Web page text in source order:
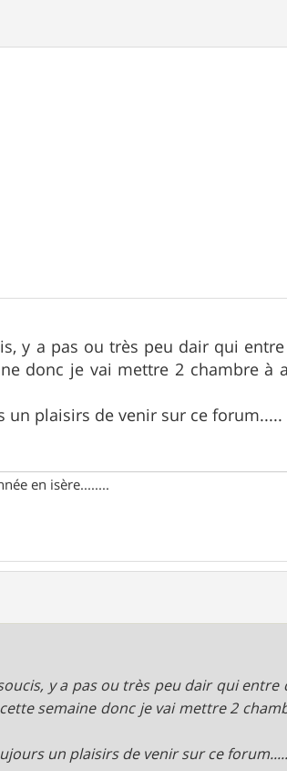
y a pas ou très peu dair qui
donc je vai mettre 2 chambre à
un plaisirs de venir sur ce forum.....
en isère........
y a pas ou très peu dair qui entre
semaine donc je vai mettre 2
un plaisirs de venir sur ce forum.....